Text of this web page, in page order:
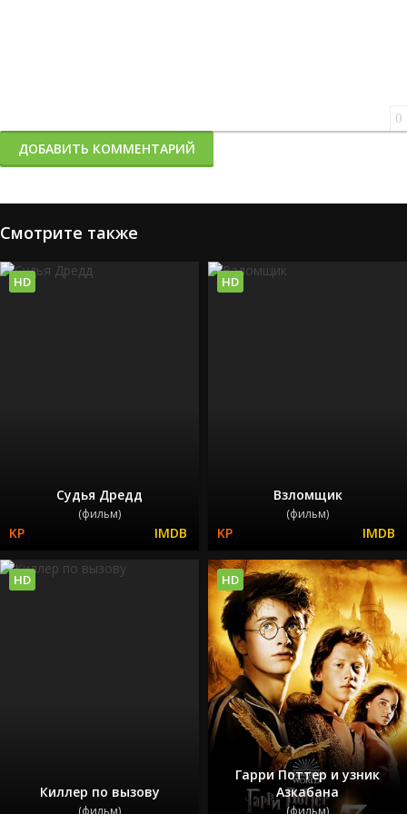
0
ДОБАВИТЬ КОММЕНТАРИЙ
Смотрите также
Судья Дредд
(фильм)
HD
Взломщик
(фильм)
HD
Киллер по вызову
(фильм)
HD
Гарри Поттер и узник
Азкабана
(фильм)
HD